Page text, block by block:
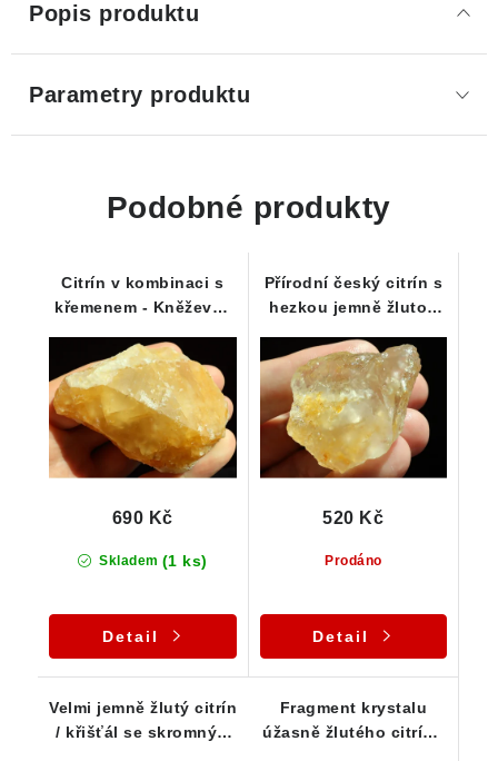
Popis produktu
Parametry produktu
Podobné produkty
Citrín v kombinaci s
křemenem - Kněževes
Skladem (1 ks)
690 Kč
Detail
Přírodní český citrín s
hezkou jemně žlutou
Prodáno
520 Kč
Detail
Velmi jemně žlutý citrín
/ křišťál se skromným
Fragment krystalu
úžasně žlutého citrínu